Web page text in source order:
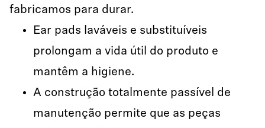
fabricamos para durar.
Ear pads laváveis e substituíveis
prolongam a vida útil do produto e
mantêm a higiene.
A construção totalmente passível de
manutenção permite que as peças